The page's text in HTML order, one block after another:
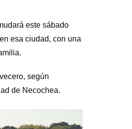
este sábado
esa ciudad, con una
según
de Necochea.